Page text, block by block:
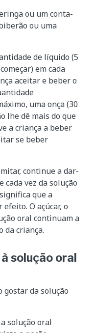
ou um conta-
ou uma
de líquido (5
em cada
aceitar e beber o
uma onça (30
lhe dê mais do que
a criança a beber
se beber
continue a dar-
cada vez da solução
que a
O açúcar, o
oral continuam a
da criança.
solução oral
gostar da solução
solução oral